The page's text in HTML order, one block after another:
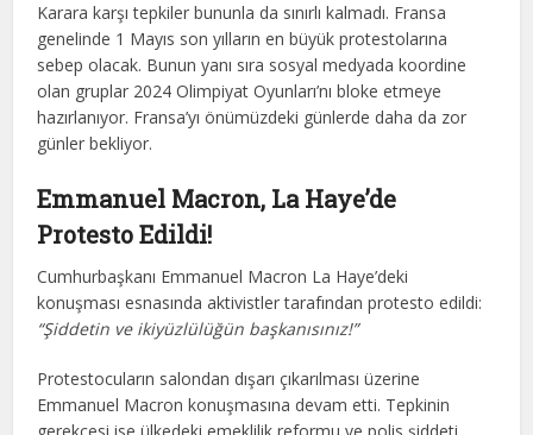
Karara karşı tepkiler bununla da sınırlı kalmadı. Fransa
genelinde 1 Mayıs son yılların en büyük protestolarına
sebep olacak. Bunun yanı sıra sosyal medyada koordine
olan gruplar 2024 Olimpiyat Oyunları’nı bloke etmeye
hazırlanıyor. Fransa’yı önümüzdeki günlerde daha da zor
günler bekliyor.
Emmanuel Macron, La Haye’de
Protesto Edildi!
Cumhurbaşkanı Emmanuel Macron La Haye’deki
konuşması esnasında aktivistler tarafından protesto edildi:
“Şiddetin ve ikiyüzlülüğün başkanısınız!”
Protestocuların salondan dışarı çıkarılması üzerine
Emmanuel Macron konuşmasına devam etti. Tepkinin